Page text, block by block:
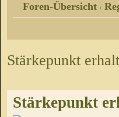
Foren-Übersicht ‹
Stärkepunkt
Stärkepunkt